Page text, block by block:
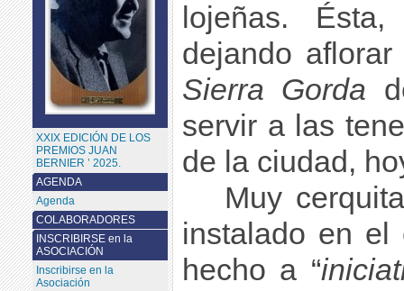
lojeñas.
dejando
Sierra Gorda
servir a las
de la ciudad,
Muy
instalado en el
hecho a “
AGENDA
Agenda
COLABORADORES
INSCRIBIRSE en la
ASOCIACIÓN
Inscribirse en la
Asociación
XXIX EDICIÓN DE LOS
PREMIOS JUAN
BERNIER ’ 2025.